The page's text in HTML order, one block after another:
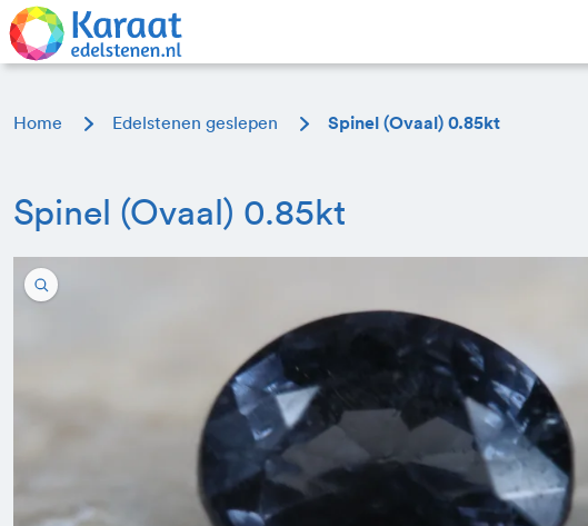
Home Edelstenen geslepen Spinel (Ovaal) 0.85kt
Spinel (Ovaal) 0.85kt